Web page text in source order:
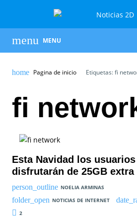
MENU
Pagina de inicio Etiquetas: fi
fi
Esta Navidad los
disfrutarán de 25GB extra
NOELIA ARMINAS
NOTICIAS DE INTERNET
2